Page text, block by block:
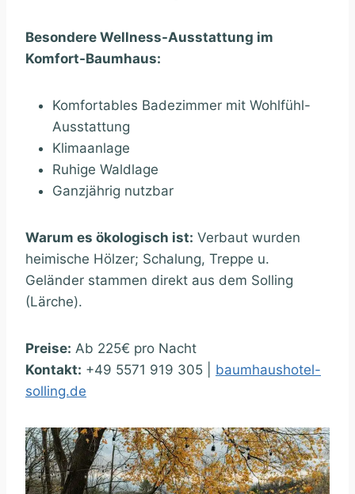
Besondere Wellness-Ausstattung im
Komfort-Baumhaus:
Komfortables Badezimmer mit Wohlfühl-
Ausstattung
Klimaanlage
Ruhige Waldlage
Ganzjährig nutzbar
Warum es ökologisch ist: Verbaut wurden
heimische Hölzer; Schalung, Treppe u.
Geländer stammen direkt aus dem Solling
(Lärche).
Preise: Ab 225€ pro Nacht
Kontakt: +49 5571 919 305 | baumhaushotel-
solling.de